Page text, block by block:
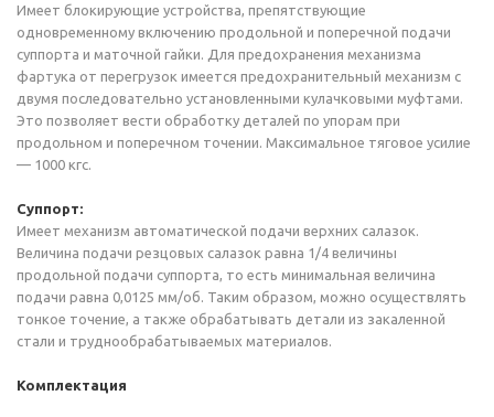
Имеет блокирующие устройства, препятствующие
одновременному включению продольной и поперечной подачи
суппорта и маточной гайки. Для предохранения механизма
фартука от перегрузок имеется предохранительный механизм с
двумя последовательно установленными кулачковыми муфтами.
Это позволяет вести обработку деталей по упорам при
продольном и поперечном точении. Максимальное тяговое усилие
— 1000 кгс.
Суппорт:
Имеет механизм автоматической подачи верхних салазок.
Величина подачи резцовых салазок равна 1/4 величины
продольной подачи суппорта, то есть минимальная величина
подачи равна 0,0125 мм/об. Таким образом, можно осуществлять
тонкое точение, а также обрабатывать детали из закаленной
стали и труднообрабатываемых материалов.
Комплектация